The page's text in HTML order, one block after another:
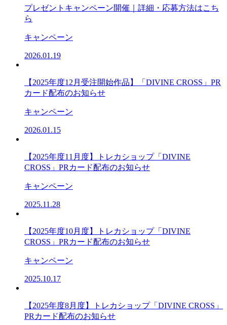
プレゼントキャンペーン開催｜詳細・応募方法はこち
ら
キャンペーン
2026.01.19
【2025年度12月受注開始作品】「DIVINE CROSS」PR
カード配布のお知らせ
キャンペーン
2026.01.15
【2025年度11月度】トレカショップ「DIVINE
CROSS」PRカード配布のお知らせ
キャンペーン
2025.11.28
【2025年度10月度】トレカショップ「DIVINE
CROSS」PRカード配布のお知らせ
キャンペーン
2025.10.17
【2025年度8月度】トレカショップ「DIVINE CROSS」
PRカード配布のお知らせ